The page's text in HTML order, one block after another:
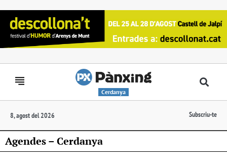
Cerdanya
8, agost del 2026 Subscriu-te
Agendes – Cerdanya